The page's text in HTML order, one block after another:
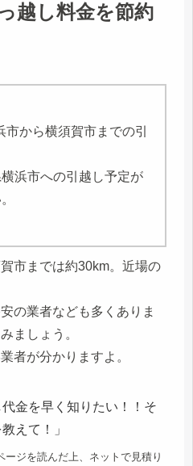
越し料金を節約
市から横須賀市までの引
浜市への引越し予定が
市までは約30km。近場の
の業者なども多くありま
ましょう。
者が分かりますよ。
代金を早く知りたい！！そ
えて！」
ジを読んだ上、ネットで見積り